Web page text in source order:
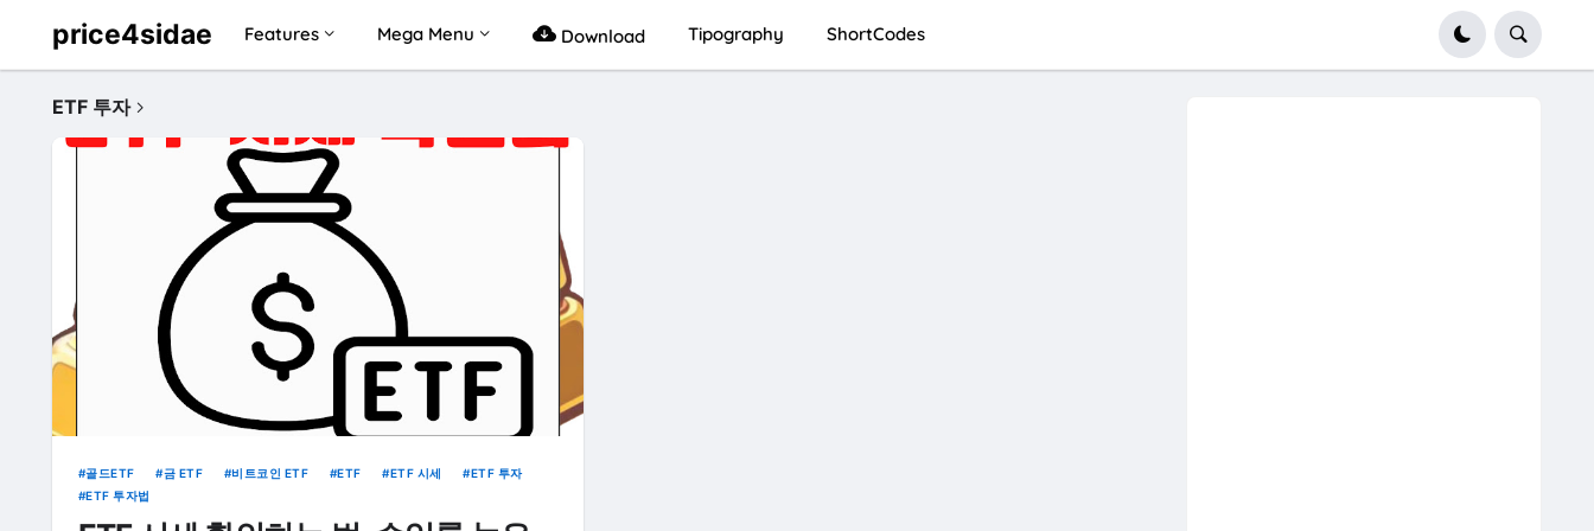
price4sidae Features Mega Menu Download Tipography ShortCodes
ETF 투자
골드ETF 금 ETF 비트코인 ETF ETF ETF 시세
ETF 투자
ETF 투자법